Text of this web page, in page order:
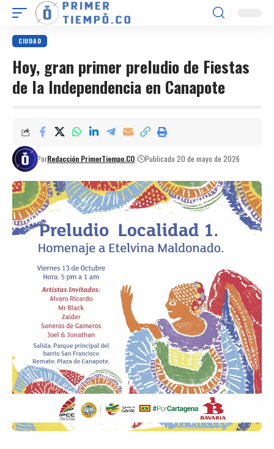
CIUDAD
Hoy, gran primer preludio de Fiestas
de la Independencia en Canapote
PorRedacción PrimerTiempo.CO Publicado 20 de mayo de 2026